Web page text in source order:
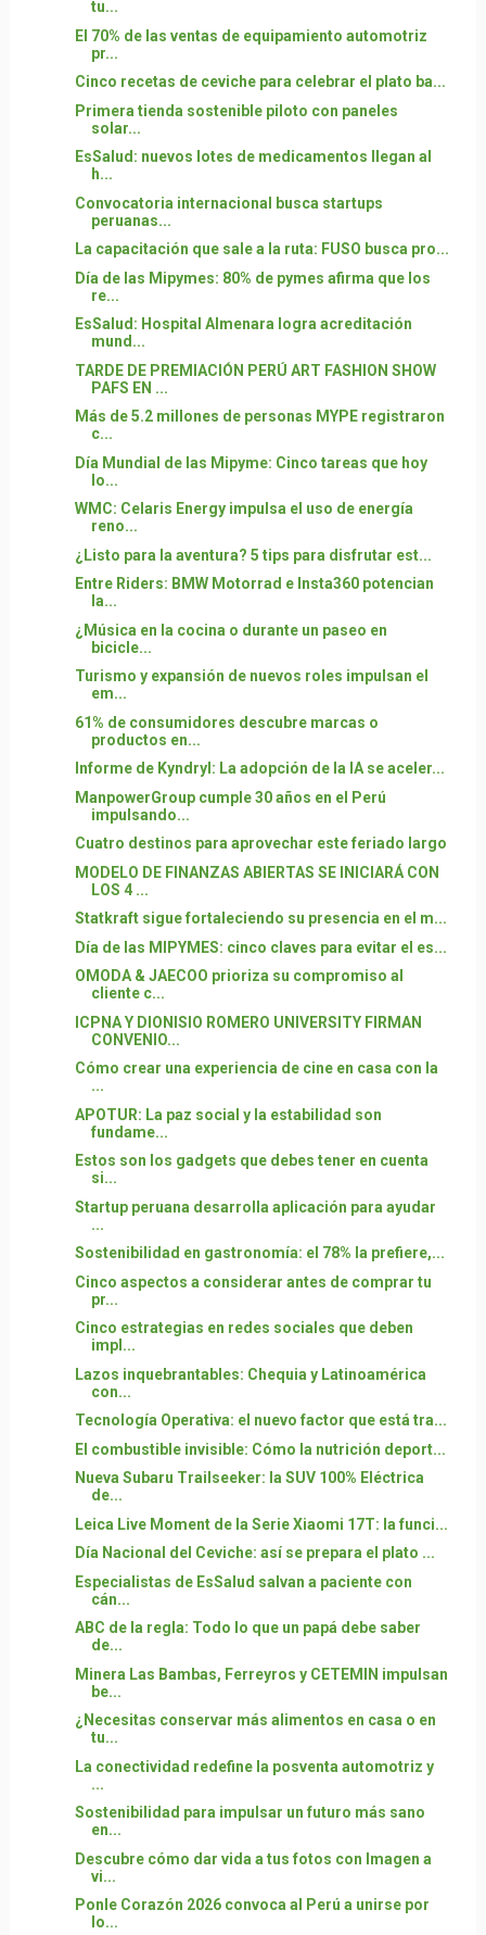
tu...
El 70% de las ventas de equipamiento automotriz
pr...
Cinco recetas de ceviche para celebrar el plato ba...
Primera tienda sostenible piloto con paneles
solar...
EsSalud: nuevos lotes de medicamentos llegan al
h...
Convocatoria internacional busca startups
peruanas...
La capacitación que sale a la ruta: FUSO busca pro...
Día de las Mipymes: 80% de pymes afirma que los
re...
EsSalud: Hospital Almenara logra acreditación
mund...
TARDE DE PREMIACIÓN PERÚ ART FASHION SHOW
PAFS EN ...
Más de 5.2 millones de personas MYPE registraron
c...
Día Mundial de las Mipyme: Cinco tareas que hoy
lo...
WMC: Celaris Energy impulsa el uso de energía
reno...
¿Listo para la aventura? 5 tips para disfrutar est...
Entre Riders: BMW Motorrad e Insta360 potencian
la...
¿Música en la cocina o durante un paseo en
bicicle...
Turismo y expansión de nuevos roles impulsan el
em...
61% de consumidores descubre marcas o
productos en...
Informe de Kyndryl: La adopción de la IA se aceler...
ManpowerGroup cumple 30 años en el Perú
impulsando...
Cuatro destinos para aprovechar este feriado largo
MODELO DE FINANZAS ABIERTAS SE INICIARÁ CON
LOS 4 ...
Statkraft sigue fortaleciendo su presencia en el m...
Día de las MIPYMES: cinco claves para evitar el es...
OMODA & JAECOO prioriza su compromiso al
cliente c...
ICPNA Y DIONISIO ROMERO UNIVERSITY FIRMAN
CONVENIO...
Cómo crear una experiencia de cine en casa con la
...
APOTUR: La paz social y la estabilidad son
fundame...
Estos son los gadgets que debes tener en cuenta
si...
Startup peruana desarrolla aplicación para ayudar
...
Sostenibilidad en gastronomía: el 78% la prefiere,...
Cinco aspectos a considerar antes de comprar tu
pr...
Cinco estrategias en redes sociales que deben
impl...
Lazos inquebrantables: Chequia y Latinoamérica
con...
Tecnología Operativa: el nuevo factor que está tra...
El combustible invisible: Cómo la nutrición deport...
Nueva Subaru Trailseeker: la SUV 100% Eléctrica
de...
Leica Live Moment de la Serie Xiaomi 17T: la funci...
Día Nacional del Ceviche: así se prepara el plato ...
Especialistas de EsSalud salvan a paciente con
cán...
ABC de la regla: Todo lo que un papá debe saber
de...
Minera Las Bambas, Ferreyros y CETEMIN impulsan
be...
¿Necesitas conservar más alimentos en casa o en
tu...
La conectividad redefine la posventa automotriz y
...
Sostenibilidad para impulsar un futuro más sano
en...
Descubre cómo dar vida a tus fotos con Imagen a
vi...
Ponle Corazón 2026 convoca al Perú a unirse por
lo...